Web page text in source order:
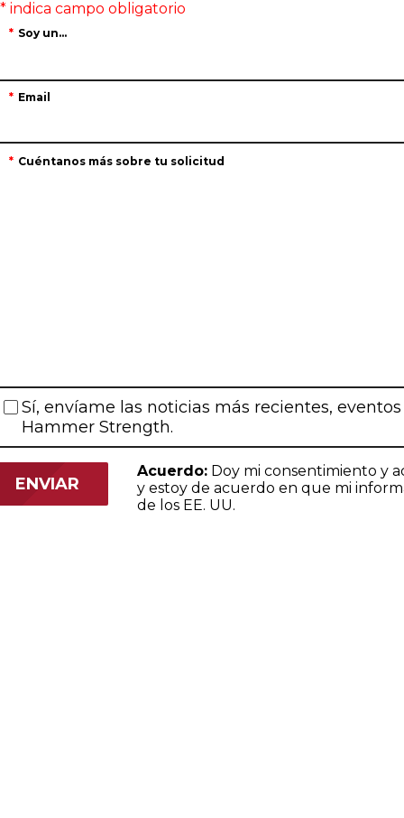
Soy un...
Email
Cuéntanos más sobre tu solicitud
Sí, envíame las noticias más recientes,
Hammer Strength.
Acuerdo: Doy mi consentimiento y
y estoy de acuerdo en que mi
de los EE. UU.